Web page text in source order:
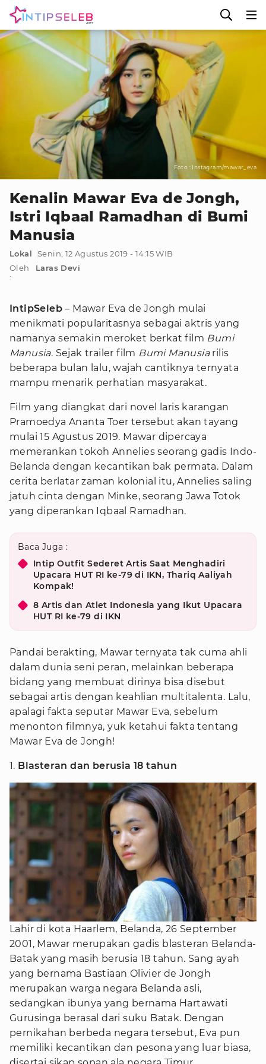
Foto : Instagram/mawar_eva
Kenalin Mawar Eva de Jongh,
Istri Iqbaal Ramadhan di Bumi
Manusia
Lokal
Senin, 12 Agustus 2019 - 14:15 WIB
Oleh
:
Laras Devi
IntipSeleb – Mawar Eva de Jongh mulai
menikmati popularitasnya sebagai aktris yang
namanya semakin meroket berkat film Bumi
Manusia. Sejak trailer film Bumi Manusiarilis
beberapa bulan lalu, wajah cantiknya ternyata
mampu menarik perhatian masyarakat.
Film yang diangkat dari novel laris karangan
Pramoedya Ananta Toer tersebut akan tayang
mulai 15 Agustus 2019. Mawar dipercaya
memerankan tokoh Annelies seorang gadis Indo-
Belanda dengan kecantikan bak permata. Dalam
cerita berlatar zaman kolonial itu, Annelies saling
jatuh cinta dengan Minke, seorang Jawa Totok
yang diperankan Iqbaal Ramadhan.
Baca Juga :
Intip Outfit Sederet Artis Saat Menghadiri
Upacara HUT RI ke-79 di IKN, Thariq Aaliyah
Kompak!
8 Artis dan Atlet Indonesia yang Ikut Upacara
HUT RI ke-79 di IKN
Pandai berakting, Mawar ternyata tak cuma ahli
dalam dunia seni peran, melainkan beberapa
bidang yang membuat dirinya bisa disebut
sebagai artis dengan keahlian multitalenta. Lalu,
apalagi fakta seputar Mawar Eva, sebelum
menonton filmnya, yuk ketahui fakta tentang
Mawar Eva de Jongh!
1. Blasteran dan berusia 18 tahun
Lahir di kota Haarlem, Belanda, 26 September
2001, Mawar merupakan gadis blasteran Belanda-
Batak yang masih berusia 18 tahun. Sang ayah
yang bernama Bastiaan Olivier de Jongh
merupakan warga negara Belanda asli,
sedangkan ibunya yang bernama Hartawati
Gurusinga berasal dari suku Batak. Dengan
pernikahan berbeda negara tersebut, Eva pun
memiliki kecantikan dan pesona yang luar biasa,